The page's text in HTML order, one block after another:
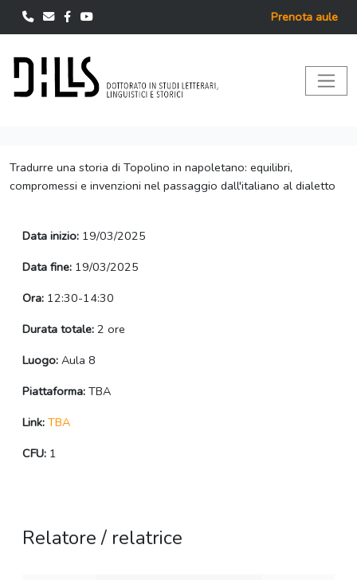
Prenota aule
Tradurre una storia di Topolino in napoletano: equilibri,
compromessi e invenzioni nel passaggio dall'italiano al dialetto
Data inizio: 19/03/2025
Data fine: 19/03/2025
Ora: 12:30-14:30
Durata totale: 2 ore
Luogo: Aula 8
Piattaforma: TBA
Link: TBA
CFU: 1
Relatore / relatrice